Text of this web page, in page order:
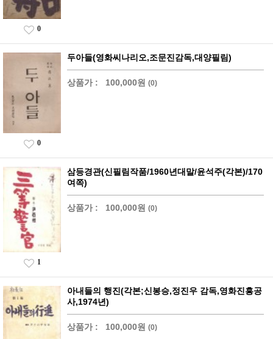
0
두아들(영화씨나리오,조문진감독,대양필림)
상품가 : 100,000원 (0)
0
삼등경관(신필림작품/1960년대말/윤석주(각본)/170
여쪽)
상품가 : 100,000원 (0)
1
아내들의 행진(각본;신봉승,정진우 감독,영화진흥공
사,1974년)
상품가 : 100,000원 (0)